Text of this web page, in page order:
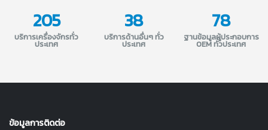
205
บริการเครื่องจักรทั่ว
ประเทศ
38
บริการด้านอื่นๆ ทั่ว
ประเทศ
78
ฐานข้อมูลผู้ประกอบการ
OEM ทั่วประเทศ
ข้อมูลการติดต่อ